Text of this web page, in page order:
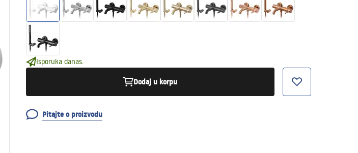
Isporuka danas.
Dodaj u korpu
Pitajte o proizvodu